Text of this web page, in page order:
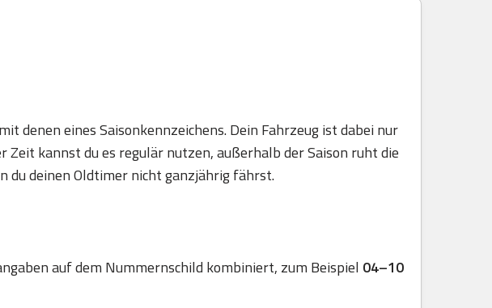
denen eines Saisonkennzeichens. Dein Fahrzeug ist dabei nur
Zeit kannst du es regulär nutzen, außerhalb der Saison ruht die
du deinen Oldtimer nicht ganzjährig fährst.
auf dem Nummernschild kombiniert, zum Beispiel 04–10